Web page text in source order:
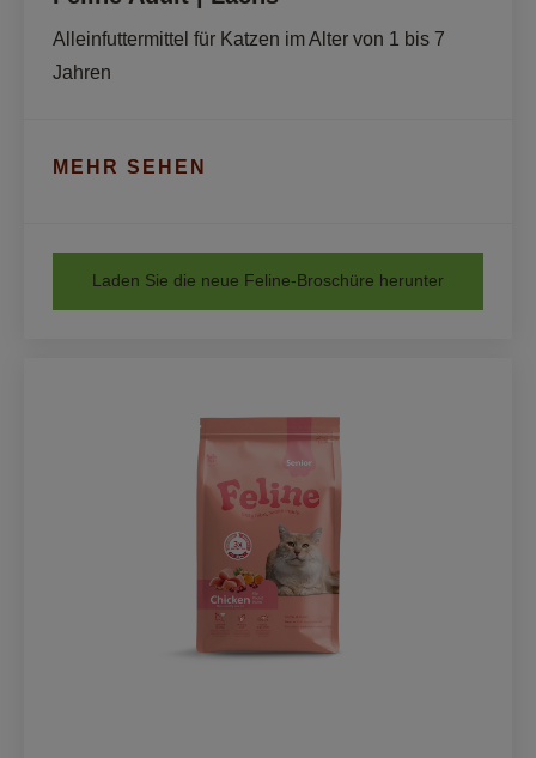
Alleinfuttermittel für Katzen im Alter von 1 bis 7
Jahren
MEHR SEHEN
Laden Sie die neue Feline-Broschüre herunter